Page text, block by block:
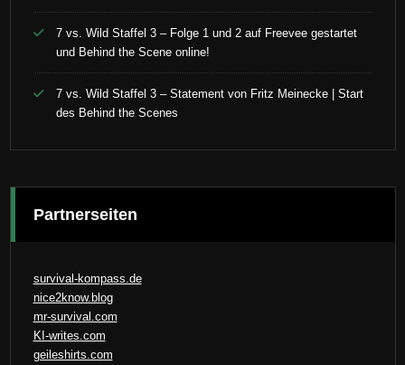
7 vs. Wild Staffel 3 – Folge 1 und 2 auf Freevee gestartet
und Behind the Scene online!
7 vs. Wild Staffel 3 – Statement von Fritz Meinecke | Start
des Behind the Scenes
Partnerseiten
survival-kompass.de
nice2know.blog
mr-survival.com
KI-writes.com
geileshirts.com